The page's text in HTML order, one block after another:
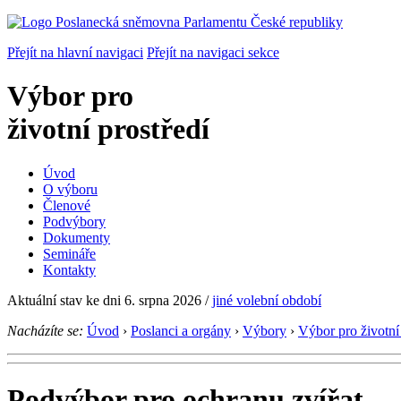
Přejít na hlavní navigaci Přejít na navigaci sekce
Výbor pro
životní prostředí
Úvod
O výboru
Členové
Podvýbory
Dokumenty
Semináře
Kontakty
Aktuální stav ke dni 6. srpna 2026 /jiné volební období
Nacházíte se: Úvod › Poslanci a orgány › Výbory › Výbor pro životní